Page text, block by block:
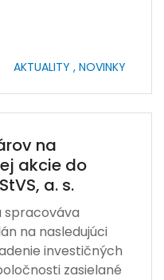
AKTUALITY , NOVINKY
na
akcie do
a. s.
spracováva
na nasledujúci
investičných
zasielané